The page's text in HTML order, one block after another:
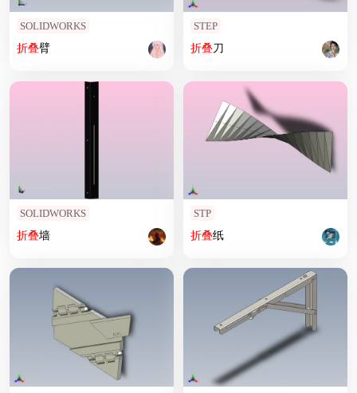
SOLIDWORKS
折叠臂
STEP
折叠刀
SOLIDWORKS
折叠墙
STP
折叠纸